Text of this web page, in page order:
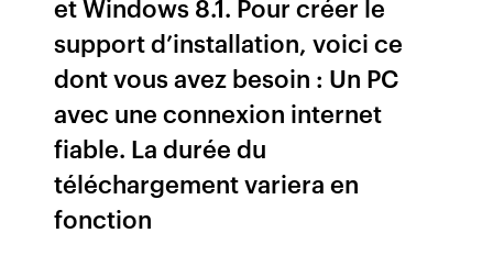
et Windows 8.1. Pour créer le
support d’installation, voici ce
dont vous avez besoin : Un PC
avec une connexion internet
fiable. La durée du
téléchargement variera en
fonction